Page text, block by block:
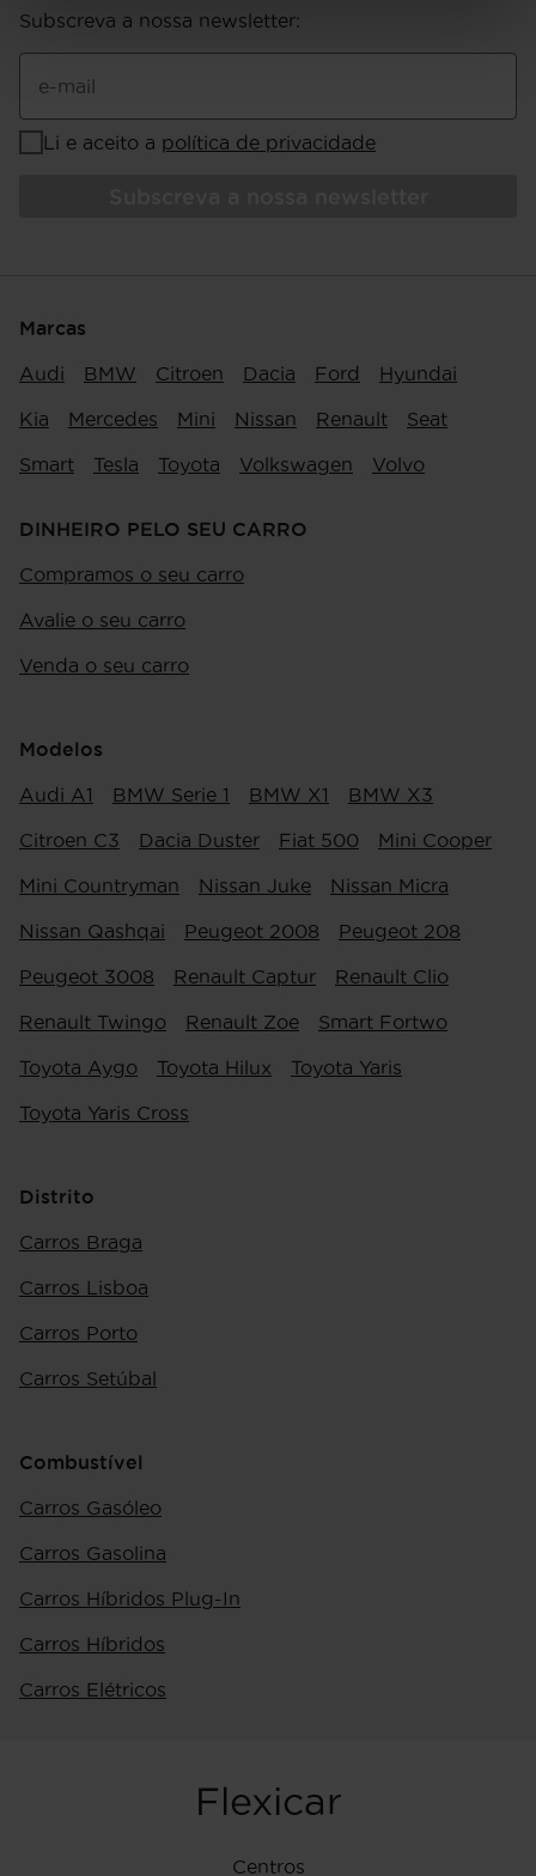
Subscreva a nossa newsletter:
e-mail
Li e aceito a política de privacidade
Marcas
Audi BMW Citroen Dacia Ford Hyundai
Kia Mercedes Mini Nissan Renault Seat
Smart Tesla Toyota Volkswagen Volvo
DINHEIRO PELO SEU CARRO
Compramos o seu carro
Avalie o seu carro
Venda o seu carro
Modelos
Audi A1 BMW Serie 1 BMW X1 BMW X3
Citroen C3 Dacia Duster Fiat 500 Mini Cooper
Mini Countryman Nissan Juke Nissan Micra
Nissan Qashqai Peugeot 2008 Peugeot 208
Peugeot 3008 Renault Captur Renault Clio
Renault Twingo Renault Zoe Smart Fortwo
Toyota Aygo Toyota Hilux Toyota Yaris
Toyota Yaris Cross
Distrito
Carros Braga
Carros Lisboa
Carros Porto
Carros Setúbal
Combustível
Carros Gasóleo
Carros Gasolina
Carros Híbridos Plug-In
Carros Híbridos
Carros Elétricos
Flexicar
Centros